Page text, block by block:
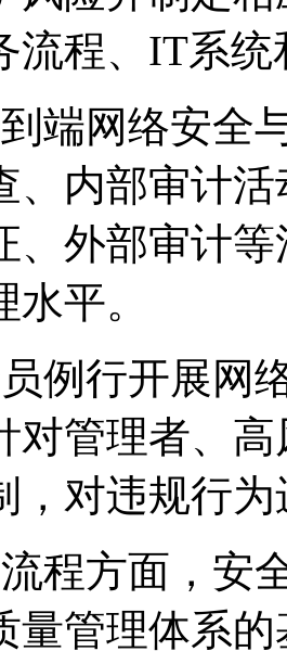
程、IT系
到端网络安全
、内部审
、外部审
平。
全员例行开展
针对管理者
，对违规行
流程方面
质量管理体系